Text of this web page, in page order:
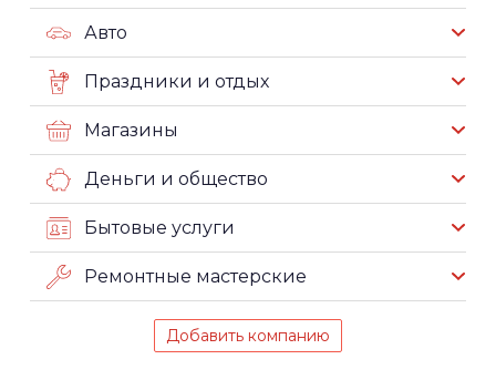
Авто
Праздники и отдых
Магазины
Деньги и общество
Бытовые услуги
Ремонтные мастерские
Добавить компанию